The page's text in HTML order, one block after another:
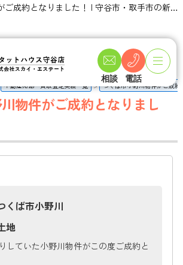
つくば市小野川物件がご成約となりました！ | 守谷市・取手市の新築一戸建て・土地・一軒家購入情報ならピタットハウス守谷店 スカイ・エステート
相談 電話
不動産売却・買取査定実績一覧 つくば市小野川物件がご成約
物件がご成約となりまし
くば市小野川
地
していた小野川物件がこの度ご成約と